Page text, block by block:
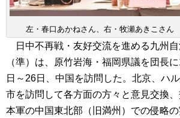
左・春口あかねさん、右・牧瀬あきこさん
日中不再戦・友好交流を進める九州
（準）は、原竹岩海・福岡県議を団長
日～26日、中国を訪問した。北京、ハ
市を訪問して各方面の方々と意見交換
本軍の中国東北部（旧満州）での侵略